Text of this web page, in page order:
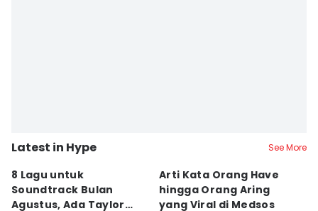
Latest in Hype See More
8 Lagu untuk
Soundtrack Bulan
Agustus, Ada Taylor
Arti Kata Orang Have
hingga Orang Aring
yang Viral di Medsos